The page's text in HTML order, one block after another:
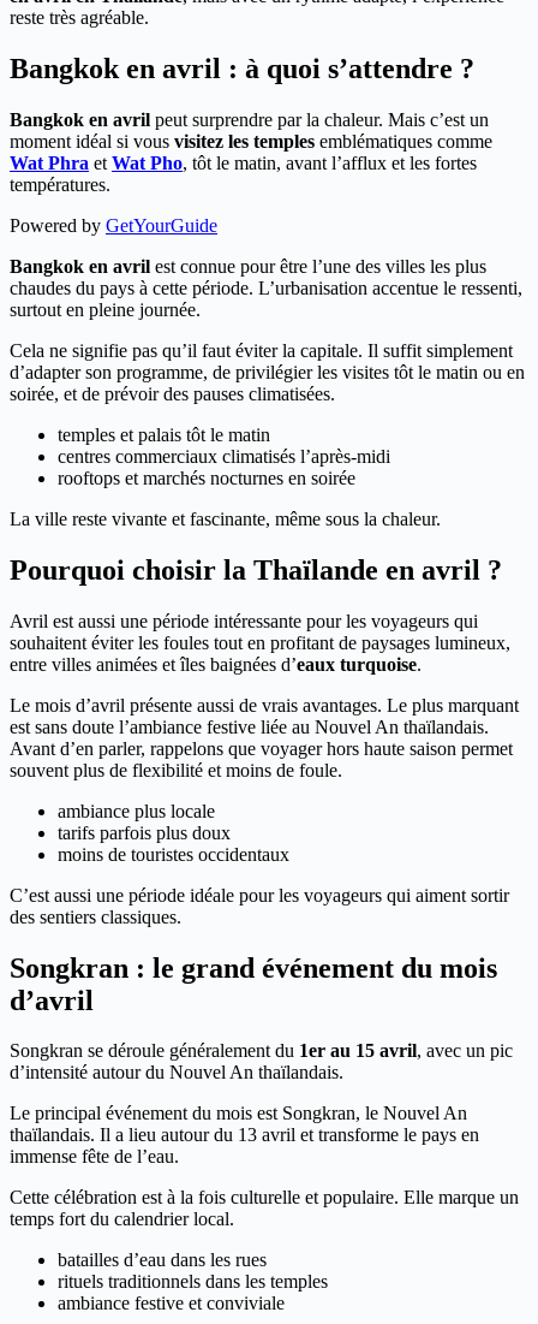
reste très agréable.
Bangkok en avril : à quoi s’attendre ?
Bangkok en avril peut surprendre par la chaleur. Mais c’est un
moment idéal si vous visitez les temples emblématiques comme
Wat Phra et Wat Pho, tôt le matin, avant l’afflux et les fortes
températures.
Powered by GetYourGuide
Bangkok en avril est connue pour être l’une des villes les plus
chaudes du pays à cette période. L’urbanisation accentue le ressenti,
surtout en pleine journée.
Cela ne signifie pas qu’il faut éviter la capitale. Il suffit simplement
d’adapter son programme, de privilégier les visites tôt le matin ou en
soirée, et de prévoir des pauses climatisées.
temples et palais tôt le matin
centres commerciaux climatisés l’après-midi
rooftops et marchés nocturnes en soirée
La ville reste vivante et fascinante, même sous la chaleur.
Pourquoi choisir la Thaïlande en avril ?
Avril est aussi une période intéressante pour les voyageurs qui
souhaitent éviter les foules tout en profitant de paysages lumineux,
entre villes animées et îles baignées d’eaux turquoise.
Le mois d’avril présente aussi de vrais avantages. Le plus marquant
est sans doute l’ambiance festive liée au Nouvel An thaïlandais.
Avant d’en parler, rappelons que voyager hors haute saison permet
souvent plus de flexibilité et moins de foule.
ambiance plus locale
tarifs parfois plus doux
moins de touristes occidentaux
C’est aussi une période idéale pour les voyageurs qui aiment sortir
des sentiers classiques.
Songkran : le grand événement du mois
d’avril
Songkran se déroule généralement du 1er au 15 avril, avec un pic
d’intensité autour du Nouvel An thaïlandais.
Le principal événement du mois est Songkran, le Nouvel An
thaïlandais. Il a lieu autour du 13 avril et transforme le pays en
immense fête de l’eau.
Cette célébration est à la fois culturelle et populaire. Elle marque un
temps fort du calendrier local.
batailles d’eau dans les rues
rituels traditionnels dans les temples
ambiance festive et conviviale